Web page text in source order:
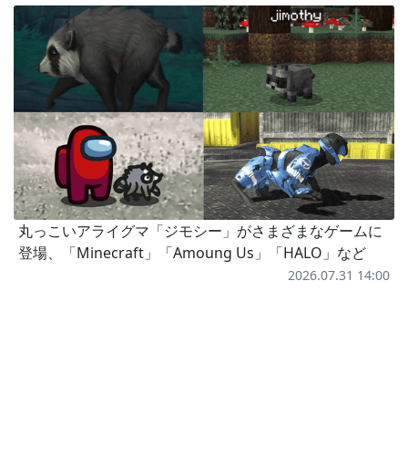
丸っこいアライグマ「ジモシー」がさまざまなゲームに
登場、「Minecraft」「Amoung Us」「HALO」など
2026.07.31 14:00